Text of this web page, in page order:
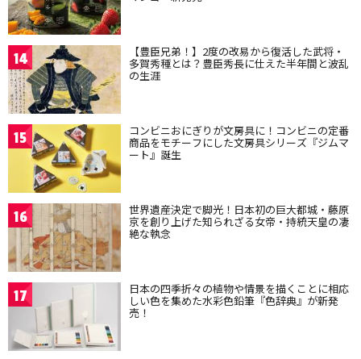
14 【豊臣兄弟！】2度の改易から復活した武将・
多賀秀種とは？豊臣秀長に仕えた半年間と波乱
の生涯
15 コンビニおにぎりが文房具に！コンビニの定番
商品をモチーフにした文房具シリーズ『ジムマ
ート』誕生
16 世界遺産決定で脚光！日本初の巨大都城・藤原
京を創り上げた知られざる女帝・持統天皇の凄
絶な執念
17 日本の四季折々の植物や情景を描くことに相応
しい色を集めた水彩色鉛筆『色辞典』が新発
売！